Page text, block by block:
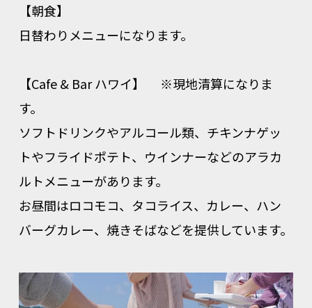
【朝食】
日替わりメニューになります。
【Cafe & Bar ハワイ】 ※現地清算になりま
す。
ソフトドリンクやアルコール類、チキンナゲッ
トやフライドポテト、ウインナーなどのアラカ
ルトメニューがあります。
お昼間はロコモコ、タコライス、カレー、ハン
バーグカレー、焼きそばなどを提供しています。